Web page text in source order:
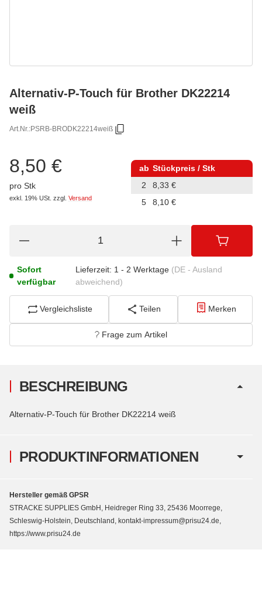
Alternativ-P-Touch für Brother DK22214
weiß
Art.Nr.:PSRB-BRODK22214weiß
8,50 €
pro Stk
exkl. 19% USt. zzgl. Versand
ab Stückpreis / Stk
2
8,33 €
5
8,10 €
Sofort
verfügbar
Lieferzeit: 1 - 2 Werktage (DE - Ausland
abweichend)
Vergleichsliste Teilen Merken
Frage zum Artikel
PRODUKTINFORMATIONEN
BESCHREIBUNG
Alternativ-P-Touch für Brother DK22214 weiß
Hersteller gemäß GPSR
STRACKE SUPPLIES GmbH, Heidreger Ring 33, 25436 Moorrege,
Schleswig-Holstein, Deutschland, kontakt-impressum@prisu24.de,
https://www.prisu24.de